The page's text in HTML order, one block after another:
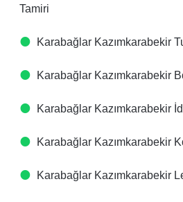
Tamiri
Karabağlar Kazımkarabekir
Karabağlar Kazımkarabekir
Karabağlar Kazımkarabekir
Karabağlar Kazımkarabekir
Karabağlar Kazımkarabekir